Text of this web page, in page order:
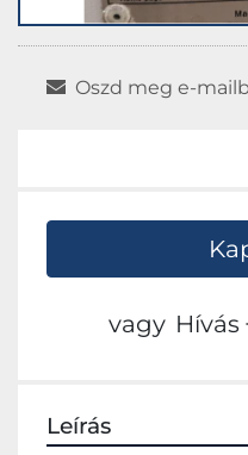
Oszd meg e-
vagy Hívás
Leírás